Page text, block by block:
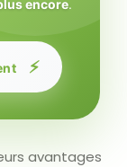
encore.
⚡
avantages